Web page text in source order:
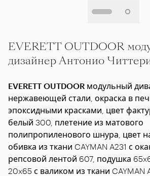
EVERETT OUTDOOR
дизайнер Антонио
EVERETT OUTDOOR модульный
нержавеющей стали, окраска в
эпоксидными красками, цвет
белый 300, плетение из матового
полипропиленового шнура, цвет
обивка из ткани CAYMAN A231 с
репсовой лентой 607, подушка
20x65 с валиком из ткани CAYMAN